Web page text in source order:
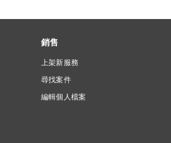
銷售
上架新服務
尋找案件
編輯個人檔案